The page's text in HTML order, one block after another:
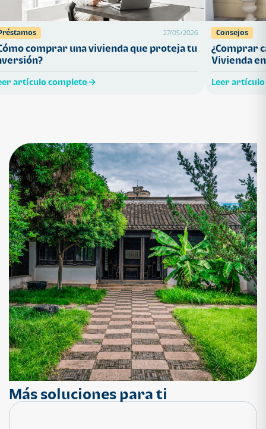
27/05/2026
comprar una vivienda que proteja tu
artículo completo
Consejos
¿Comprar
Vivienda
Leer
Más soluciones para ti